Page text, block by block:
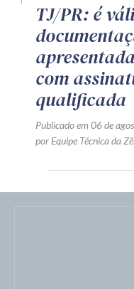
TJ/PR: é
com
qualificada
Publicado em 06 de
por Equipe Técnica da